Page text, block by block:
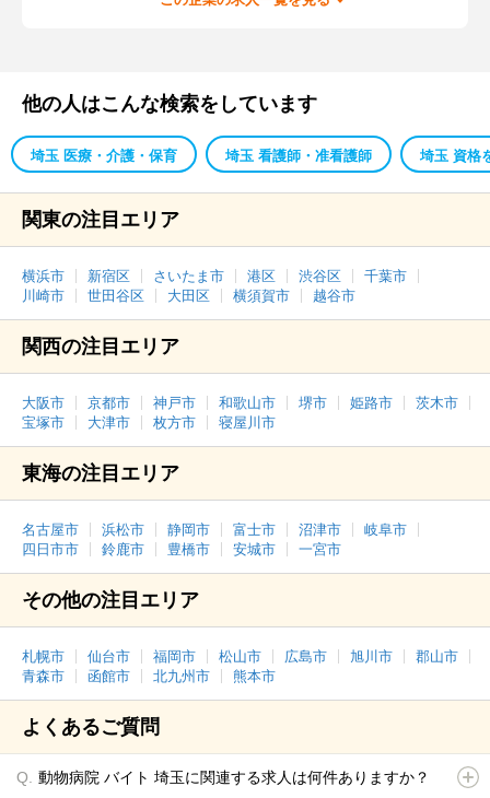
他の人はこんな検索をしています
埼玉 医療・介護・保育 埼玉 看護師・准看護師 埼玉 資格
関東の注目エリア
横浜市 新宿区 さいたま市 港区 渋谷区
千葉市
川崎市
世田谷区 大田区 横須賀市 越谷市
関西の注目エリア
大阪市 京都市 神戸市 和歌山市 堺市 姫路市
茨木市
宝塚市
大津市 枚方市 寝屋川市
東海の注目エリア
名古屋市 浜松市 静岡市 富士市 沼津市
岐阜市
四日市市
鈴鹿市 豊橋市 安城市 一宮市
その他の注目エリア
札幌市 仙台市 福岡市 松山市 広島市 旭川市
郡山市
青森市
函館市 北九州市 熊本市
よくあるご質問
動物病院 バイト 埼玉に関連する求人は何件ありますか？